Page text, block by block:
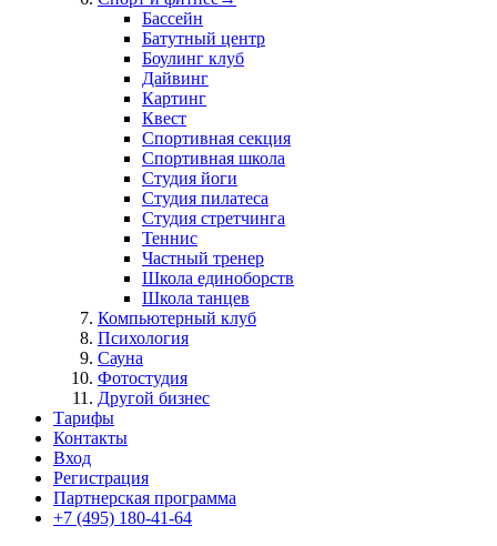
Бассейн
Батутный центр
Боулинг клуб
Дайвинг
Картинг
Квест
Спортивная секция
Спортивная школа
Студия йоги
Студия пилатеса
Студия стретчинга
Теннис
Частный тренер
Школа единоборств
Школа танцев
Компьютерный клуб
Психология
Сауна
Фотостудия
Другой бизнес
Тарифы
Контакты
Вход
Регистрация
Партнерская программа
+7 (495) 180-41-64